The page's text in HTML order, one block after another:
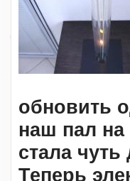
обновить
наш пал на
стала
Теперь